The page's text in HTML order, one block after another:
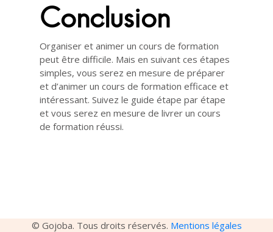
Conclusion
Organiser et animer un cours de formation
peut être difficile. Mais en suivant ces étapes
simples, vous serez en mesure de préparer
et d’animer un cours de formation efficace et
intéressant. Suivez le guide étape par étape
et vous serez en mesure de livrer un cours
de formation réussi.
© Gojoba. Tous droits réservés. Mentions légales